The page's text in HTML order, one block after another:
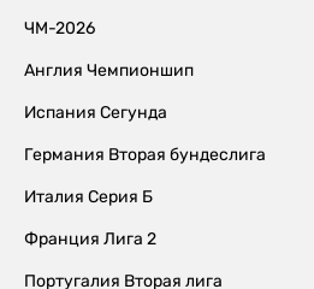
ЧМ-2026
Англия Чемпионшип
Испания Сегунда
Германия Вторая бундеслига
Италия Серия Б
Франция Лига 2
Португалия Вторая лига